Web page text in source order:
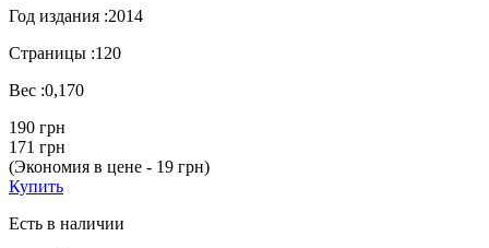
Год издания :2014
Страницы :120
Вес :0,170
190 грн
171 грн
(Экономия в цене - 19 грн)
Купить
Есть в наличии